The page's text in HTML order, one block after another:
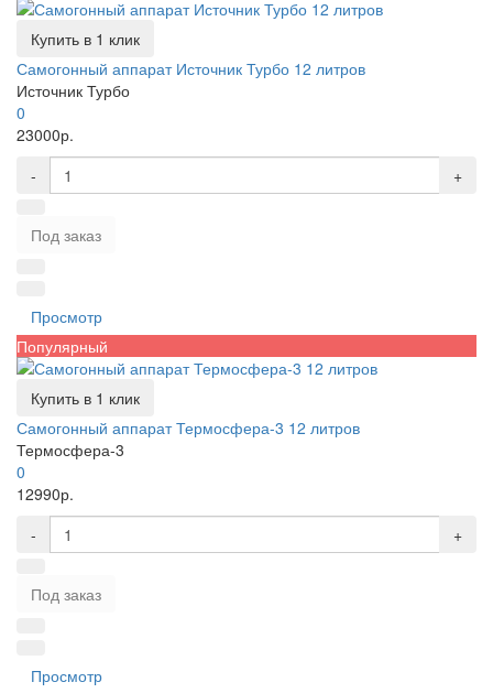
Купить в 1 клик
Самогонный аппарат Источник Турбо 12 литров
Источник Турбо
0
23000р.
-
+
Под заказ
Просмотр
Популярный
Купить в 1 клик
Самогонный аппарат Термосфера-3 12 литров
Термосфера-3
0
12990р.
-
+
Под заказ
Просмотр